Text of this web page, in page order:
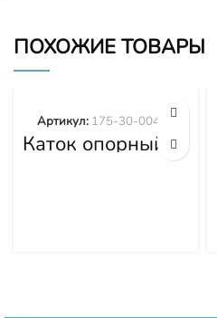
ПОХОЖИЕ ТОВАРЫ
Каток опорный
двубортный 175-
Артикул: 175-30-00492